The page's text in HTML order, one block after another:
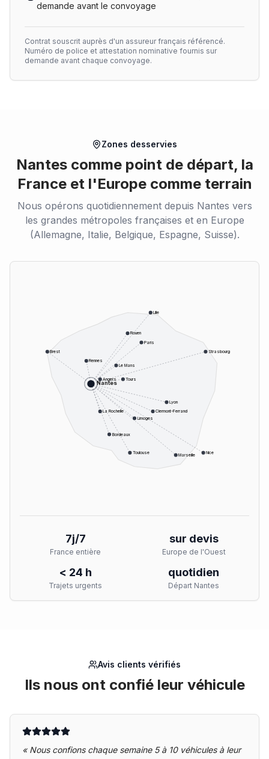
demande avant le convoyage
Contrat souscrit auprès d'un assureur français référencé.
Numéro de police et attestation nominative fournis sur
demande avant chaque convoyage.
Zones desservies
Nantes comme point de départ, la
France et l'Europe comme terrain
Nous opérons quotidiennement depuis Nantes vers
les grandes métropoles françaises et en Europe
(Allemagne, Italie, Belgique, Espagne, Suisse).
Nantes
Paris
Lyon
Marseille
Toulouse
Bordeaux
Nice
Strasbourg
Lille
Rennes
Angers
Le Mans
Tours
Limoges
Clermont-Ferrand
Rouen
Brest
La Rochelle
7j/7
France entière
sur devis
Europe de l'Ouest
< 24 h
Trajets urgents
quotidien
Départ Nantes
Avis clients vérifiés
Ils nous ont confié leur véhicule
« Nous confions chaque semaine 5 à 10 véhicules à leur